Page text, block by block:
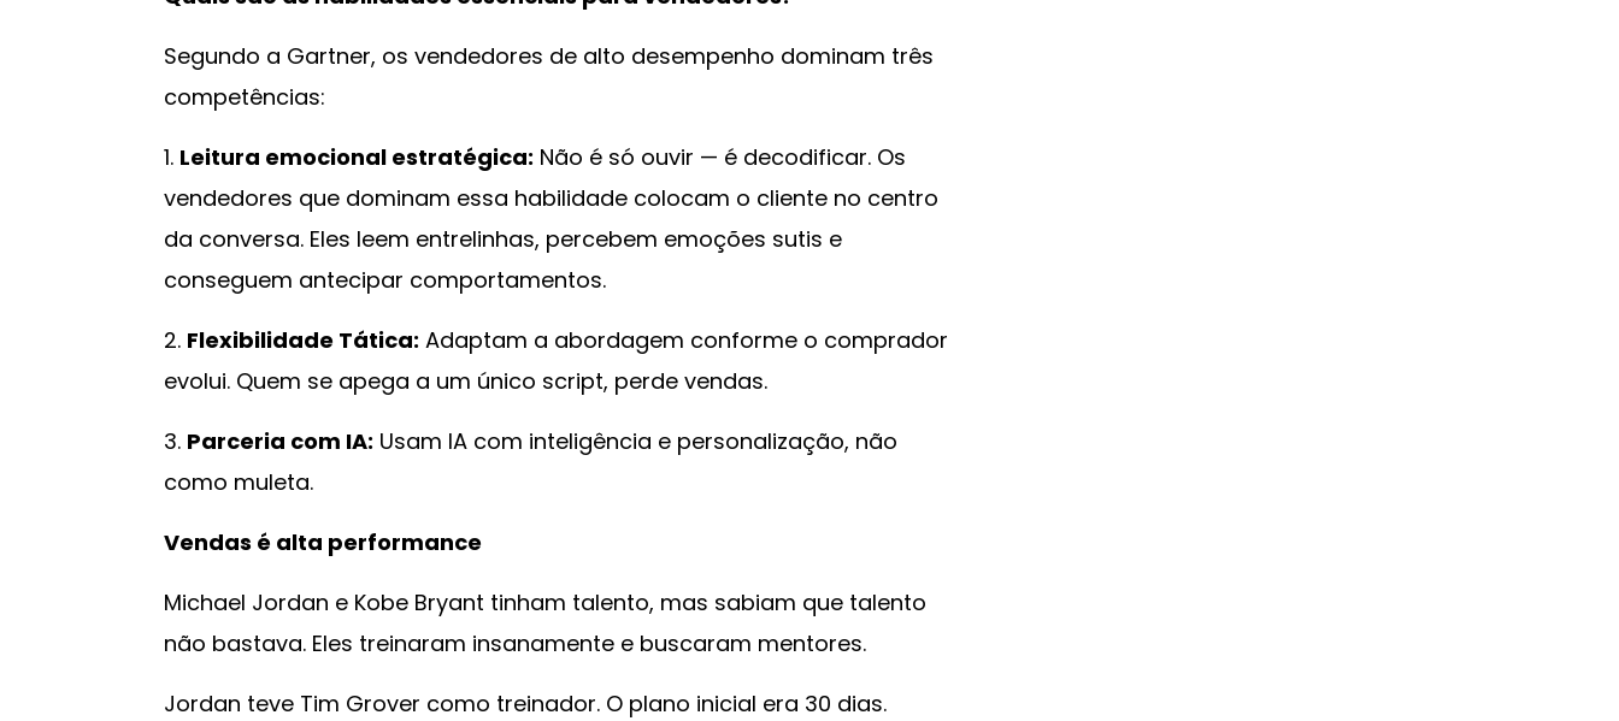
Segundo a Gartner, os vendedores de alto desempenho dominam três
competências:
1. Leitura emocional estratégica: Não é só ouvir — é decodificar. Os
vendedores que dominam essa habilidade colocam o cliente no centro
da conversa. Eles leem entrelinhas, percebem emoções sutis e
conseguem antecipar comportamentos.
2. Flexibilidade Tática: Adaptam a abordagem conforme o comprador
evolui. Quem se apega a um único script, perde vendas.
3. Parceria com IA: Usam IA com inteligência e personalização, não
como muleta.
Vendas é alta performance
Michael Jordan e Kobe Bryant tinham talento, mas sabiam que talento
não bastava. Eles treinaram insanamente e buscaram mentores.
Jordan teve Tim Grover como treinador. O plano inicial era 30 dias.